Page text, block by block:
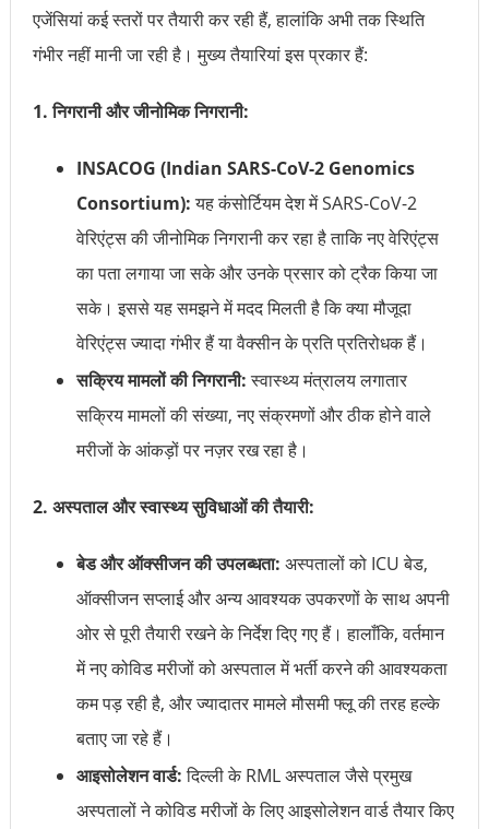
एजेंसियां कई स्तरों पर तैयारी कर रही हैं, हालांकि अभी तक स्थिति
गंभीर नहीं मानी जा रही है। मुख्य तैयारियां इस प्रकार हैं:
1. निगरानी और जीनोमिक निगरानी:
INSACOG (Indian SARS-CoV-2 Genomics
Consortium):यह कंसोर्टियम देश में SARS-CoV-2
वेरिएंट्स की जीनोमिक निगरानी कर रहा है ताकि नए वेरिएंट्स
का पता लगाया जा सके और उनके प्रसार को ट्रैक किया जा
सके। इससे यह समझने में मदद मिलती है कि क्या मौजूदा
वेरिएंट्स ज्यादा गंभीर हैं या वैक्सीन के प्रति प्रतिरोधक हैं।
सक्रिय मामलों की निगरानी:स्वास्थ्य मंत्रालय लगातार
सक्रिय मामलों की संख्या, नए संक्रमणों और ठीक होने वाले
मरीजों के आंकड़ों पर नज़र रख रहा है।
2. अस्पताल और स्वास्थ्य सुविधाओं की तैयारी:
बेड और ऑक्सीजन की उपलब्धता: अस्पतालों को ICU बेड,
ऑक्सीजन सप्लाई और अन्य आवश्यक उपकरणों के साथ अपनी
ओर से पूरी तैयारी रखने के निर्देश दिए गए हैं। हालाँकि, वर्तमान
में नए कोविड मरीजों को अस्पताल में भर्ती करने की आवश्यकता
कम पड़ रही है, और ज्यादातर मामले मौसमी फ्लू की तरह हल्के
बताए जा रहे हैं।
आइसोलेशन वार्ड:दिल्ली के RML अस्पताल जैसे प्रमुख
अस्पतालों ने कोविड मरीजों के लिए आइसोलेशन वार्ड तैयार किए